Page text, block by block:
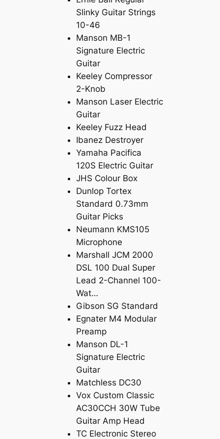
Slinky Guitar Strings
10-46
Manson MB-1
Signature Electric
Guitar
Keeley Compressor
2-Knob
Manson Laser Electric
Guitar
Keeley Fuzz Head
Ibanez Destroyer
Yamaha Pacifica
120S Electric Guitar
JHS Colour Box
Dunlop Tortex
Standard 0.73mm
Guitar Picks
Neumann KMS105
Microphone
Marshall JCM 2000
DSL 100 Dual Super
Lead 2-Channel 100-
Wat…
Gibson SG Standard
Egnater M4 Modular
Preamp
Manson DL-1
Signature Electric
Guitar
Matchless DC30
Vox Custom Classic
AC30CCH 30W Tube
Guitar Amp Head
TC Electronic Stereo